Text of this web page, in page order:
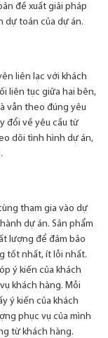
đề xuất giải pháp
dự toán của dự án.
liên lạc với khách
liên tục giữa hai bên,
vẫn theo đúng yêu
đổi về yêu cầu từ
dõi tình hình dự án,
tham gia vào dự
dự án. Sản phẩm
lượng để đảm bảo
tốt nhất, ít lỗi nhất.
ý kiến của khách
khách hàng. Mỗi
ý kiến của khách
phục vụ của mình
từ khách hàng.